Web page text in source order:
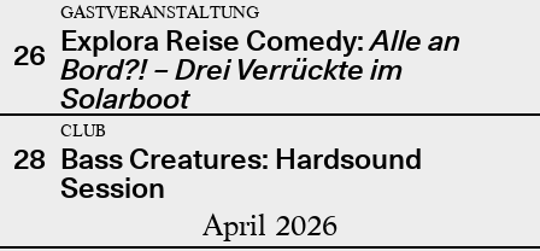
26
GASTVERANSTALTUNG
Explora Reise Comedy:Alle an
Bord?! – Drei Verrückte im
Solarboot
28
CLUB
Bass Creatures: Hardsound
Session
April 2026